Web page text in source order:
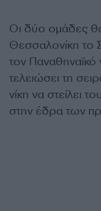
Οι δύο ομάδες
Θεσσαλονίκη το
τον Παναθηναϊκό
τελειώσει τη
νίκη να στείλει
στην έδρα των